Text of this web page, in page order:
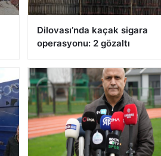
Dilovası’nda kaçak sigara
operasyonu: 2 gözaltı